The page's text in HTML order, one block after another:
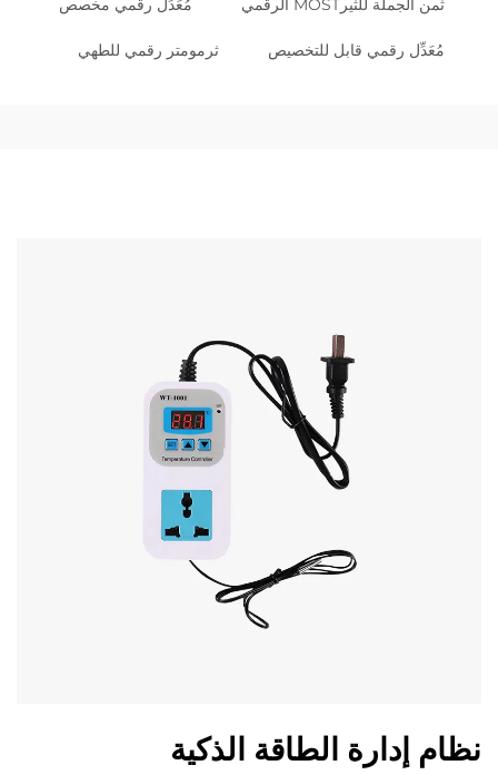
ثمن الجملة للثيرMOST الرقمي مُعَدِّل رقمي مخصص
مُعَدِّل رقمي قابل للتخصيص ثرمومتر رقمي للطهي
نظام إدارة الطاقة الذكية